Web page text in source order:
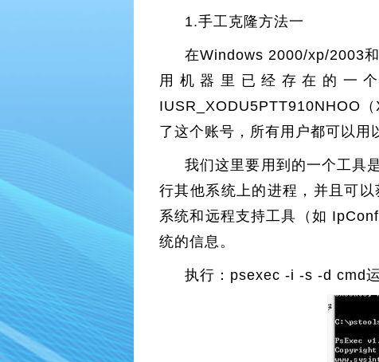
1.手工克隆方法一
在Windows 2000/xp/2003
用机器里已经存在的一
IUSR_XODU5PTT910NHOO
了这个账号，所有用户都可以用
我们这里要用到的一个工具
行其他系统上的进程，并且可
系统和远程支持工具（如
统的信息。
执行：psexec -i -s -d cmd